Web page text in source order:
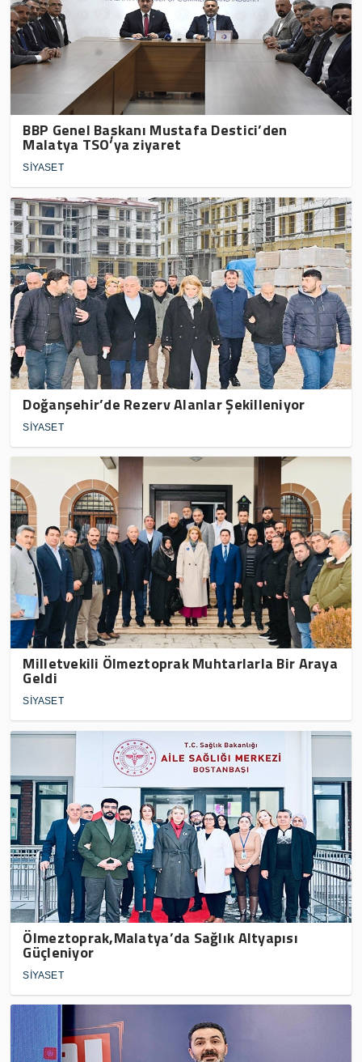
BBP Genel Başkanı Mustafa Destici’den
Malatya TSO’ya ziyaret
SİYASET
Doğanşehir’de Rezerv Alanlar Şekilleniyor
SİYASET
Milletvekili Ölmeztoprak Muhtarlarla Bir Araya
Geldi
SİYASET
Ölmeztoprak,Malatya’da Sağlık Altyapısı
Güçleniyor
SİYASET